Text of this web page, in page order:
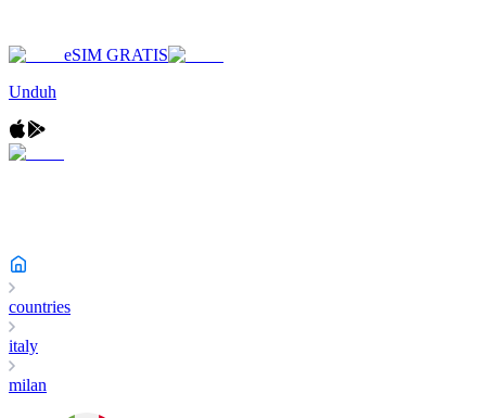
eSIM GRATIS
Unduh
countries
italy
milan